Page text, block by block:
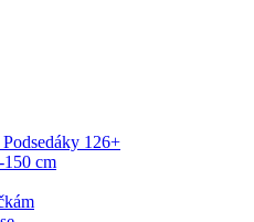
126+
150 cm